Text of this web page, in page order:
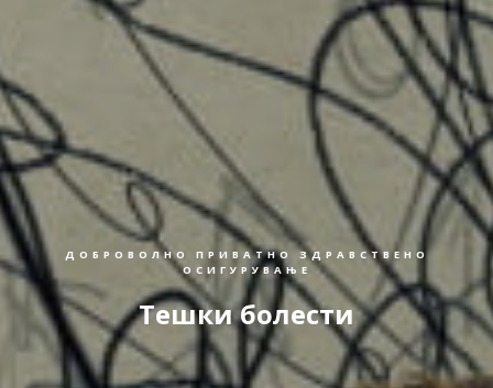
ДОБРОВОЛНО ПРИВАТНО ЗДРАВСТВЕНО
ОСИГУРУВАЊЕ
Тешки болести